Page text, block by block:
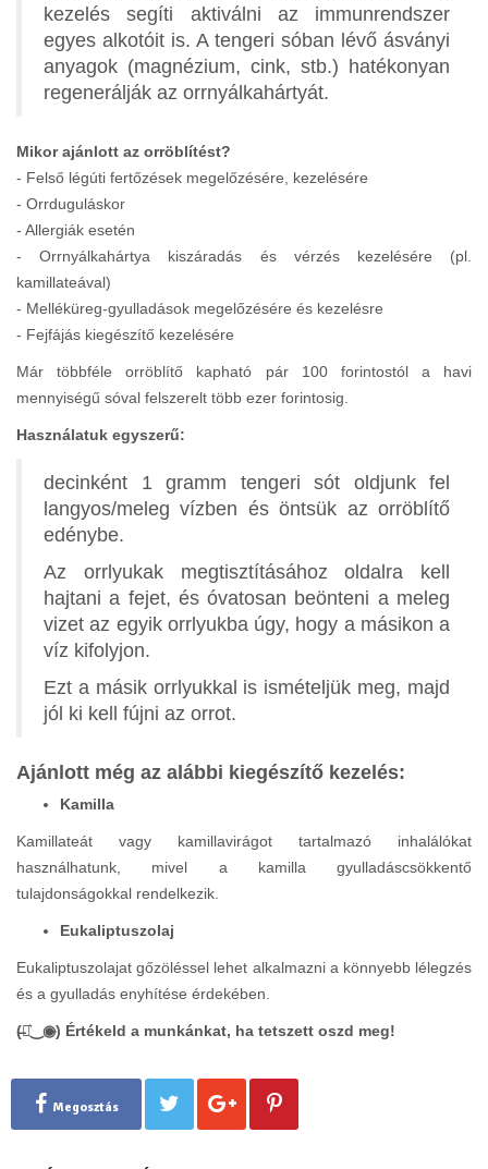
kezelés segíti aktiválni az immunrendszer
egyes alkotóit is. A tengeri sóban lévő ásványi
anyagok (magnézium, cink, stb.) hatékonyan
regenerálják az orrnyálkahártyát.
Mikor ajánlott az orröblítést?
- Felső légúti fertőzések megelőzésére, kezelésére
- Orrduguláskor
- Allergiák esetén
- Orrnyálkahártya kiszáradás és vérzés kezelésére (pl.
kamillateával)
- Melléküreg-gyulladások megelőzésére és kezelésre
- Fejfájás kiegészítő kezelésére
Már többféle orröblítő kapható pár 100 forintostól a havi
mennyiségű sóval felszerelt több ezer forintosig.
Használatuk egyszerű:
decinként 1 gramm tengeri sót oldjunk fel
langyos/meleg vízben és öntsük az orröblítő
edénybe.
Az orrlyukak megtisztításához oldalra kell
hajtani a fejet, és óvatosan beönteni a meleg
vizet az egyik orrlyukba úgy, hogy a másikon a
víz kifolyjon.
Ezt a másik orrlyukkal is ismételjük meg, majd
jól ki kell fújni az orrot.
Ajánlott még az alábbi kiegészítő kezelés:
Kamilla
Kamillateát vagy kamillavirágot tartalmazó inhalálókat
használhatunk, mivel a kamilla gyulladáscsökkentő
tulajdonságokkal rendelkezik.
Eukaliptuszolaj
Eukaliptuszolajat gőzöléssel lehet alkalmazni a könnyebb lélegzés
és a gyulladás enyhítése érdekében.
(̶◉͛‿◉̶) Értékeld a munkánkat, ha tetszett oszd meg!
Megosztás